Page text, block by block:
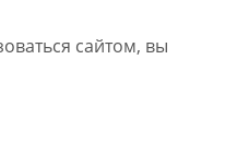
сайтом, вы